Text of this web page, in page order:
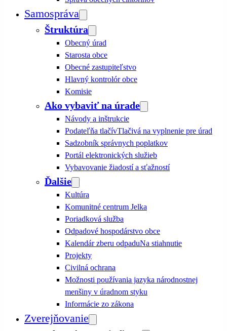
Samospráva
Štruktúra
Obecný úrad
Starosta obce
Obecné zastupiteľstvo
Hlavný kontrolór obce
Komisie
Ako vybaviť na úrade
Návody a inštrukcie
Podateľňa tlačívTlačivá na vyplnenie pre úrad
Sadzobník správnych poplatkov
Portál elektronických služieb
Vybavovanie žiadostí a sťažností
Ďalšie
Kultúra
Komunitné centrum Jelka
Poriadková služba
Odpadové hospodárstvo obce
Kalendár zberu odpaduNa stiahnutie
Projekty
Civilná ochrana
Možnosti používania jazyka národnostnej
menšiny v úradnom styku
Informácie zo zákona
Zverejňovanie